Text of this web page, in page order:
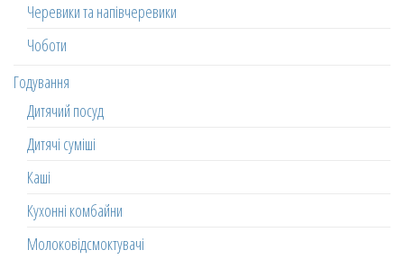
Черевики та напівчеревики
Чоботи
Годування
Дитячий посуд
Дитячі суміші
Каші
Кухонні комбайни
Молоковідсмоктувачі